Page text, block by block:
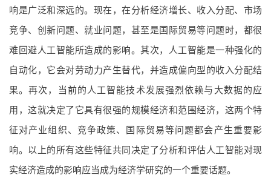
响是广泛和深远的。现在，在分析经济增长、收入分配、市场
竞争、创新问题、就业问题，甚至是国际贸易等问题时，都很
难回避人工智能所造成的影响。其次，人工智能是一种强化的
自动化，它会对劳动力产生替代，并造成偏向型的收入分配结
果。再次，当前的人工智能技术发展强烈依赖与大数据的应
用，这就决定了它具有很强的规模经济和范围经济，这两个特
征对产业组织、竞争政策、国际贸易等问题都会产生重要影
响。以上的所有这些特征共同决定了分析和评估人工智能对现
实经济造成的影响应当成为经济学研究的一个重要话题。